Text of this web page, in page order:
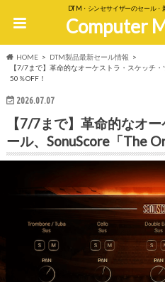
DTM・シンセサイザーのセール
Computer
HOME
DTM製品最新セール情報
【7/7まで】革命的なオーケストラ・スケッチ
50％OFF！
2026.07.07
【7/7まで】革命的なオ
ール、SonuScore「The